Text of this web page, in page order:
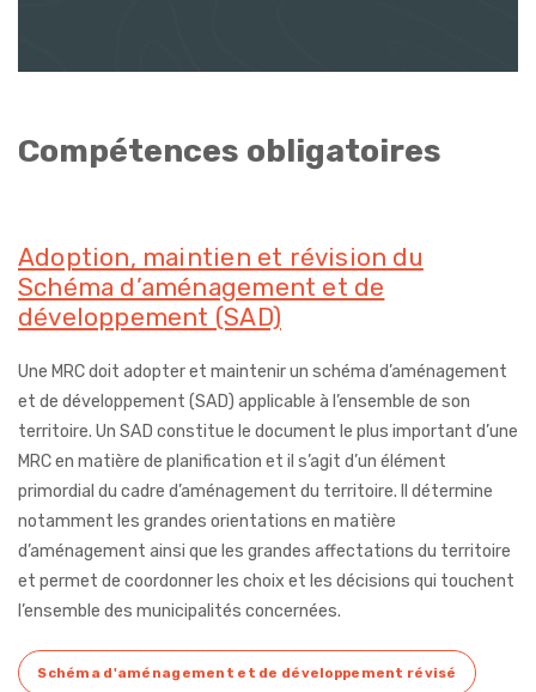
Compétences obligatoires
Adoption, maintien et révision du
Schéma d’aménagement et de
développement (SAD)
Une MRC doit adopter et maintenir un schéma d’aménagement
et de développement (SAD) applicable à l’ensemble de son
territoire. Un SAD constitue le document le plus important d’une
MRC en matière de planification et il s’agit d’un élément
primordial du cadre d’aménagement du territoire. Il détermine
notamment les grandes orientations en matière
d’aménagement ainsi que les grandes affectations du territoire
et permet de coordonner les choix et les décisions qui touchent
l’ensemble des municipalités concernées.
Schéma d'aménagement et de développement révisé